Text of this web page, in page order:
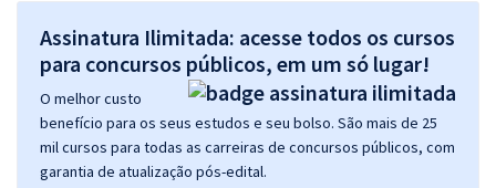
Assinatura Ilimitada: acesse todos os cursos
para concursos públicos, em um só lugar!
O melhor custo
benefício para os seus estudos e seu bolso. São mais de 25
mil cursos para todas as carreiras de concursos públicos, com
garantia de atualização pós-edital.